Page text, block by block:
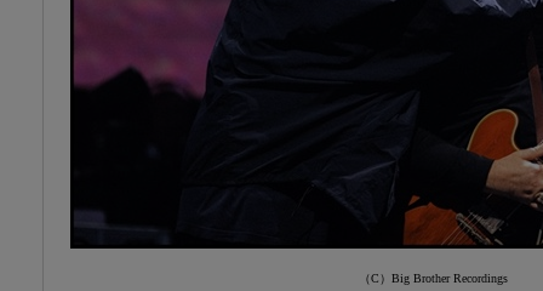
（C）Big Brother Recordings